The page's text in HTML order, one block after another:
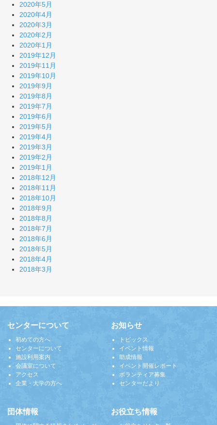
2020年5月
2020年4月
2020年3月
2020年2月
2020年1月
2019年12月
2019年11月
2019年10月
2019年9月
2019年8月
2019年7月
2019年6月
2019年5月
2019年4月
2019年3月
2019年2月
2019年1月
2018年12月
2018年11月
2018年10月
2018年9月
2018年8月
2018年7月
2018年6月
2018年5月
2018年4月
2018年3月
センターについて
初めての方へ
センターについて
施設利用案内
会議室について
アクセス
企業・大学の方へ
お知らせ
トピックス
イベント情報
助成情報
イベント開催レポート
ボランティア募集
センターだより
団体情報 お役立ち情報